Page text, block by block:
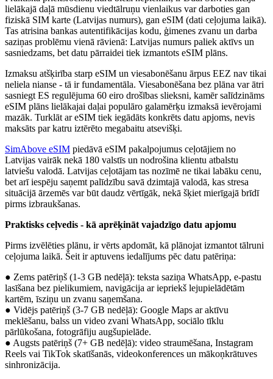
lielākajā daļā mūsdienu viedtālruņu vienlaikus var darboties gan
fiziskā SIM karte (Latvijas numurs), gan eSIM (dati ceļojuma laikā).
Tas atrisina bankas autentifikācijas kodu, ģimenes zvanu un darba
saziņas problēmu vienā rāvienā: Latvijas numurs paliek aktīvs un
sasniedzams, bet datu pārraidei tiek izmantots eSIM plāns.
Izmaksu atšķirība starp eSIM un viesabonēšanu ārpus EEZ nav tikai
neliela nianse - tā ir fundamentāla. Viesabonēšana bez plāna var ātri
sasniegt ES regulējuma 60 eiro drošības slieksni, kamēr salīdzināms
eSIM plāns lielākajai daļai populāro galamērķu izmaksā ievērojami
mazāk. Turklāt ar eSIM tiek iegādāts konkrēts datu apjoms, nevis
maksāts par katru iztērēto megabaitu atsevišķi.
SimAbove eSIM piedāvā eSIM pakalpojumus ceļotājiem no
Latvijas vairāk nekā 180 valstīs un nodrošina klientu atbalstu
latviešu valodā. Latvijas ceļotājam tas nozīmē ne tikai labāku cenu,
bet arī iespēju saņemt palīdzību savā dzimtajā valodā, kas stresa
situācijā ārzemēs var būt daudz vērtīgāk, nekā šķiet mierīgajā brīdī
pirms izbraukšanas.
Praktisks ceļvedis - kā aprēķināt vajadzīgo datu apjomu
Pirms izvēlēties plānu, ir vērts apdomāt, kā plānojat izmantot tālruni
ceļojuma laikā. Šeit ir aptuvens iedalījums pēc datu patēriņa:
● Zems patēriņš (1-3 GB nedēļā): teksta saziņa WhatsApp, e-pastu
lasīšana bez pielikumiem, navigācija ar iepriekš lejupielādētām
kartēm, īsziņu un zvanu saņemšana.
● Vidējs patēriņš (3-7 GB nedēļā): Google Maps ar aktīvu
meklēšanu, balss un video zvani WhatsApp, sociālo tīklu
pārlūkošana, fotogrāfiju augšupielāde.
● Augsts patēriņš (7+ GB nedēļā): video straumēšana, Instagram
Reels vai TikTok skatīšanās, videokonferences un mākoņkrātuves
sinhronizācija.